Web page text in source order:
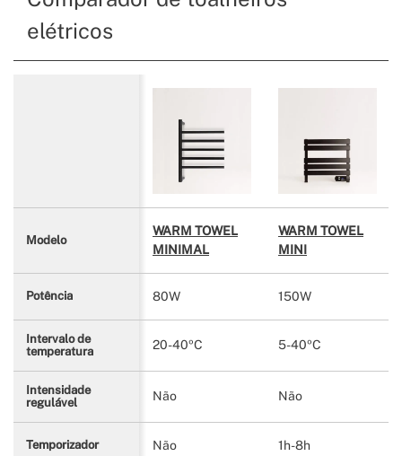
elétricos
Modelo
WARM TOWEL
MINIMAL
WARM TOWEL
MINI
Potência 80W 150W
Intervalo de
temperatura
20-40ºC 5-40ºC
Intensidade
regulável
Não Não
Temporizador Não 1h-8h